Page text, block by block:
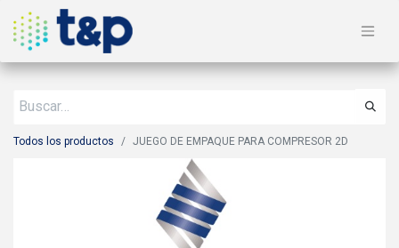
Todos los productos JUEGO DE EMPAQUE PARA COMPRESOR 2D